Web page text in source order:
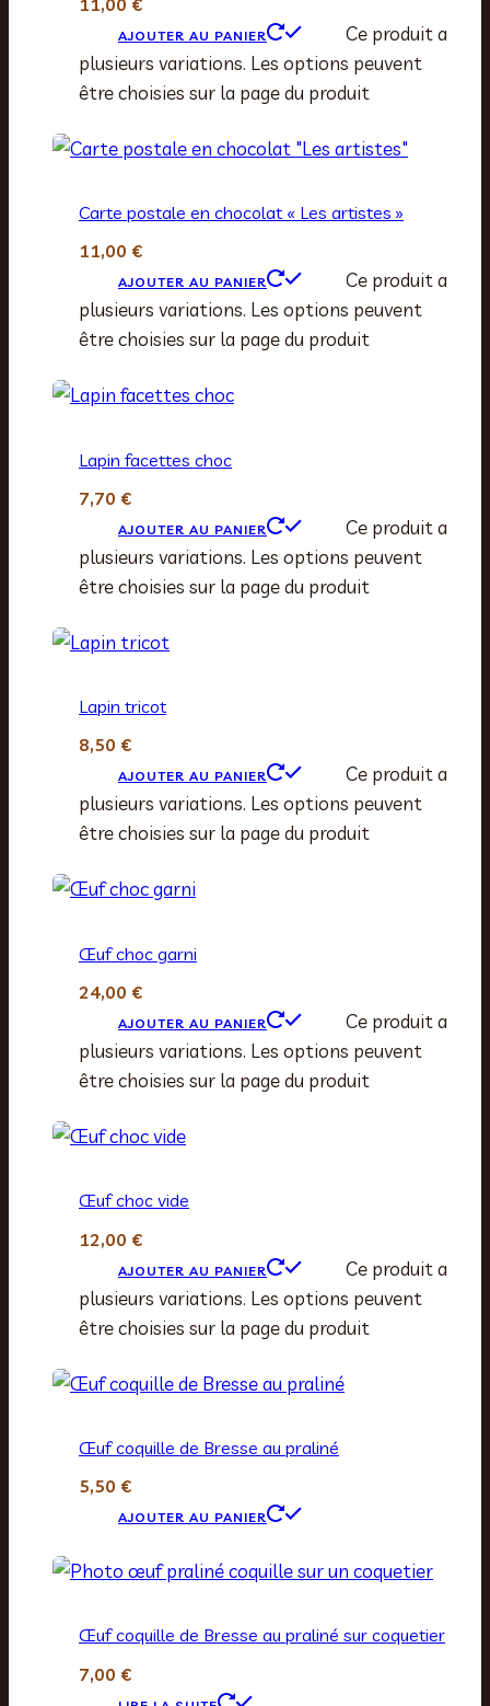
AJOUTER AU PANIER
Ce produit a
plusieurs variations. Les options peuvent
être choisies sur la page du produit
Carte postale en chocolat « Les artistes »
11,00 €
AJOUTER AU PANIER
Ce produit a
plusieurs variations. Les options peuvent
être choisies sur la page du produit
Lapin facettes choc
7,70 €
AJOUTER AU PANIER
Ce produit a
plusieurs variations. Les options peuvent
être choisies sur la page du produit
Lapin tricot
8,50 €
AJOUTER AU PANIER
Ce produit a
plusieurs variations. Les options peuvent
être choisies sur la page du produit
Œuf choc garni
24,00 €
AJOUTER AU PANIER
Ce produit a
plusieurs variations. Les options peuvent
être choisies sur la page du produit
Œuf choc vide
12,00 €
AJOUTER AU PANIER
Ce produit a
plusieurs variations. Les options peuvent
être choisies sur la page du produit
Œuf coquille de Bresse au praliné
5,50 €
AJOUTER AU PANIER
Œuf coquille de Bresse au praliné sur coquetier
7,00 €